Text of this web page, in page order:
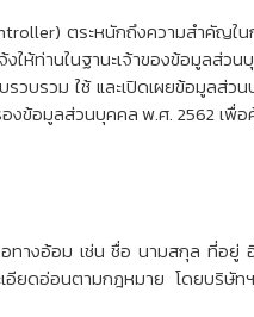
ตระหนักถึงความสำคัญใ
ห้ท่านในฐานะเจ้าของข้อมูลส่ว
บรวม ใช้ และเปิดเผยข้อมูลส่วน
งข้อมูลส่วนบุคคล พ.ศ. 2562 เพื่
างอ้อม เช่น ชื่อ นามสกุล ที่อยู่
ยดอ่อนตามกฎหมาย โดยบริษัท